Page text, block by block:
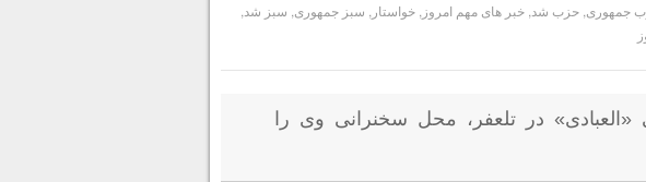
جمهوری ,حزب شد ,خبر های مهم امروز ,خواستار سبز جمهوری سبز شد
«العبادی» در تلعفر، محل سخنرانی‌ وی را